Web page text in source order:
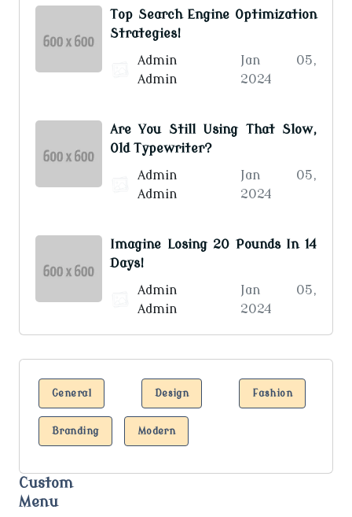
Top Search Engine Optimization
Strategies!
Admin
Admin
Jan 05,
2024
Are You Still Using That Slow,
Old Typewriter?
Admin
Admin
Jan 05,
2024
Imagine Losing 20 Pounds In 14
Days!
Admin
Admin
Jan 05,
2024
General Design Fashion
Branding Modern
Custom
Menu